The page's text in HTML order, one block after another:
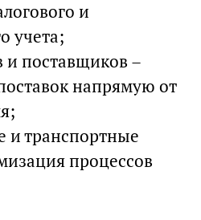
и
учета;
и поставщиков –
напрямую от
и транспортные
процессов